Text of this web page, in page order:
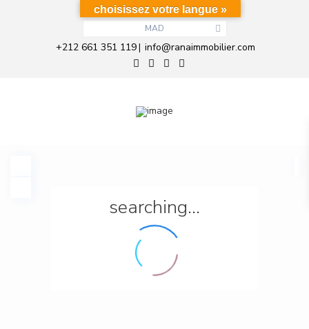
MAD
+212 661 351 119| info@ranaimmobilier.com
searching...
choisissez votre langue »